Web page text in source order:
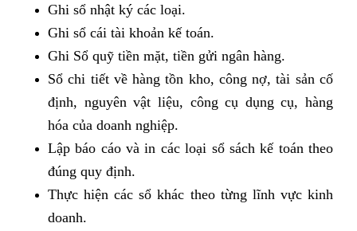
Ghi sổ nhật ký các loại.
Ghi sổ cái tài khoản kế toán.
Ghi Sổ quỹ tiền mặt, tiền gửi ngân hàng.
Sổ chi tiết về hàng tồn kho, công nợ, tài sản cố
định, nguyên vật liệu, công cụ dụng cụ, hàng
hóa của doanh nghiệp.
Lập báo cáo và in các loại sổ sách kế toán theo
đúng quy định.
Thực hiện các sổ khác theo từng lĩnh vực kinh
doanh.